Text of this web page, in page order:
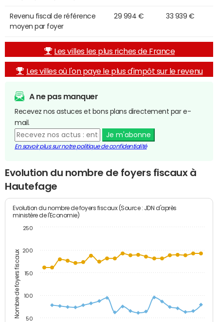
Revenu fiscal de référence
moyen par foyer
29 994 € 33 939 €
Les villes les plus riches de France
Les villes où l'on paye le plus d'impôt sur le revenu
A ne pas manquer
Recevez nos astuces et bons plans directement par e-
mail.
Je m'abonne
En savoir plus sur notre politique de confidentialité
Evolution du nombre de foyers fiscaux à
Hautefage
Nombre de foyers fiscaux
Evolution du nombre de foyers fiscaux (Source : JDN d'après
ministère de l'Economie)
50
100
150
200
250